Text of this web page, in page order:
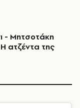
- Μητσοτάκη
ατζέντα της